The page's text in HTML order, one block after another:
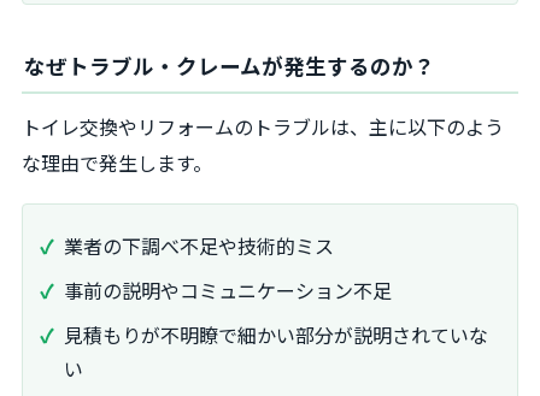
なぜトラブル・クレームが発生するのか？
トイレ交換やリフォームのトラブルは、主に以下のよう
な理由で発生します。
業者の下調べ不足や技術的ミス
事前の説明やコミュニケーション不足
見積もりが不明瞭で細かい部分が説明されていな
い